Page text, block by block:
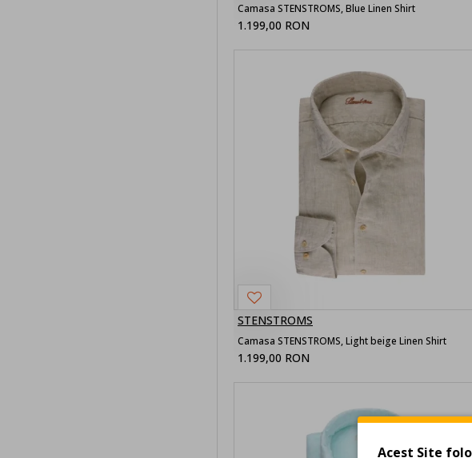
Camasa STENSTROMS, Blue Linen Shirt
1.199,00 RON
STENSTROMS
Camasa STENSTROMS, Light beige Linen Shirt
1.199,00 RON
Acest Site